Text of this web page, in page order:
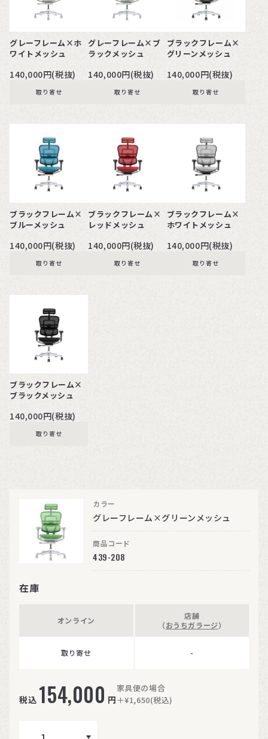
グレーフレーム×ホ
ワイトメッシュ
140,000円(税抜)
取り寄せ
グレーフレーム×ブ
ラックメッシュ
140,000円(税抜)
取り寄せ
ブラックフレーム×
グリーンメッシュ
140,000円(税抜)
取り寄せ
ブラックフレーム×
ブルーメッシュ
140,000円(税抜)
取り寄せ
ブラックフレーム×
レッドメッシュ
140,000円(税抜)
取り寄せ
ブラックフレーム×
ホワイトメッシュ
140,000円(税抜)
取り寄せ
ブラックフレーム×
ブラックメッシュ
140,000円(税抜)
取り寄せ
カラー
グレーフレーム×グリーンメッシュ
商品コード
439-208
在庫
オンライン
取り寄せ
店舗
（おうちガラージ）
-
税込 154,000 円
家具便の場合
＋¥1,650(税込)